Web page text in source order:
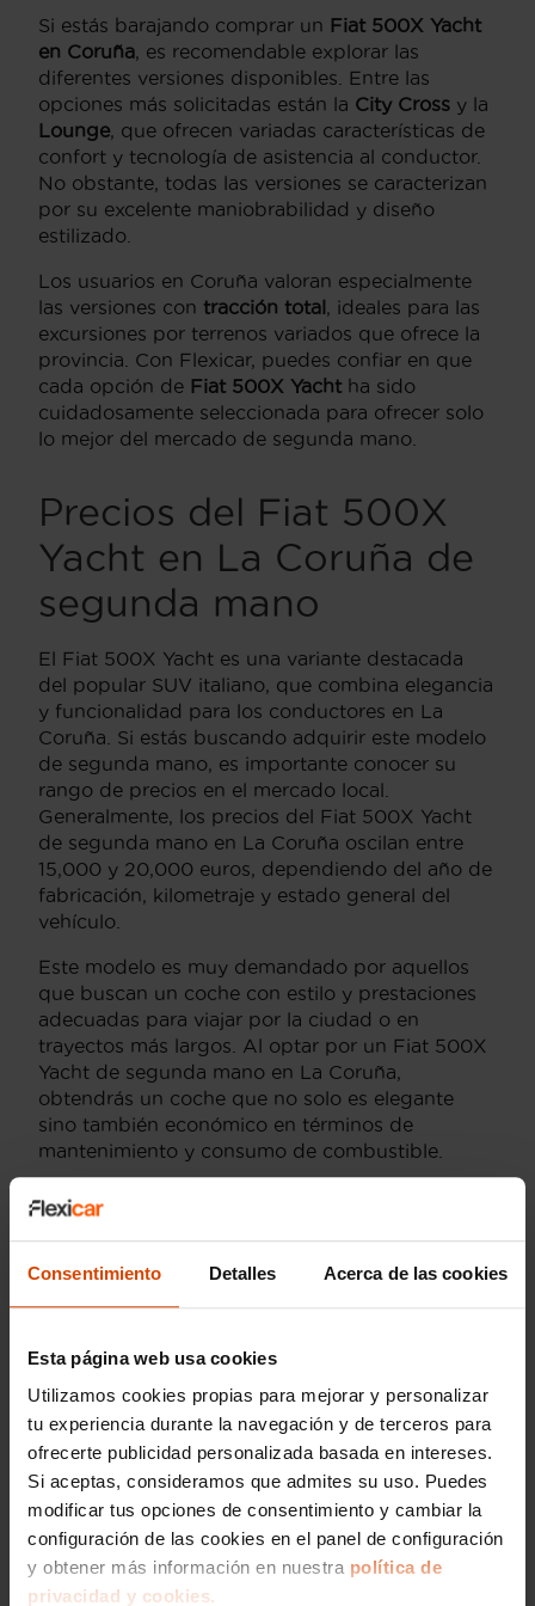
Consentimiento Detalles Acerca de las cookies
Esta página web usa cookies
Utilizamos cookies propias para mejorar y personalizar
tu experiencia durante la navegación y de terceros para
ofrecerte publicidad personalizada basada en intereses.
Si aceptas, consideramos que admites su uso. Puedes
modificar tus opciones de consentimiento y cambiar la
configuración de las cookies en el panel de configuración
y obtener más información en nuestra política de
privacidad y cookies.
Si estás barajando comprar un Fiat 500X Yacht
en Coruña, es recomendable explorar las
diferentes versiones disponibles. Entre las
opciones más solicitadas están la City Cross y la
Lounge, que ofrecen variadas características de
confort y tecnología de asistencia al conductor.
No obstante, todas las versiones se caracterizan
por su excelente maniobrabilidad y diseño
estilizado.
Los usuarios en Coruña valoran especialmente
las versiones con tracción total, ideales para las
excursiones por terrenos variados que ofrece la
provincia. Con Flexicar, puedes confiar en que
cada opción de Fiat 500X Yacht ha sido
cuidadosamente seleccionada para ofrecer solo
lo mejor del mercado de segunda mano.
Precios del Fiat 500X
Yacht en La Coruña de
segunda mano
El Fiat 500X Yacht es una variante destacada
del popular SUV italiano, que combina elegancia
y funcionalidad para los conductores en La
Coruña. Si estás buscando adquirir este modelo
de segunda mano, es importante conocer su
rango de precios en el mercado local.
Generalmente, los precios del Fiat 500X Yacht
de segunda mano en La Coruña oscilan entre
15,000 y 20,000 euros, dependiendo del año de
fabricación, kilometraje y estado general del
vehículo.
Este modelo es muy demandado por aquellos
que buscan un coche con estilo y prestaciones
adecuadas para viajar por la ciudad o en
trayectos más largos. Al optar por un Fiat 500X
Yacht de segunda mano en La Coruña,
obtendrás un coche que no solo es elegante
sino también económico en términos de
mantenimiento y consumo de combustible.
¿Se puede financiar un Fiat
500X Yacht en La Coruña con
Flexicar?
Yacht en La Coruña, Flexicar es una excelente
opción para ti. Flexicar ofrece la posibilidad de
financiar vehículos de segunda mano,
brindándote la flexibilidad económica que
necesitas para conducir el coche de tus sueños
sin complicaciones.
Optar por la financiación en Flexicar significa
que contarás con el respaldo de una empresa
confiable, que te ofrece asesoramiento